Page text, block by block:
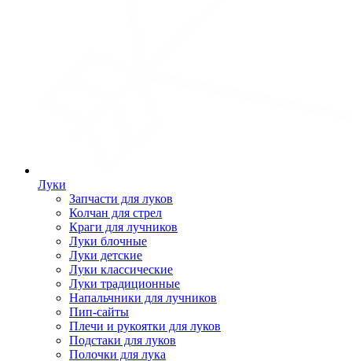
Луки
Запчасти для луков
Колчан для стрел
Краги для лучников
Луки блочные
Луки детские
Луки классические
Луки традиционные
Напальчники для лучников
Пип-сайты
Плечи и рукоятки для луков
Подстаки для луков
Полочки для лука